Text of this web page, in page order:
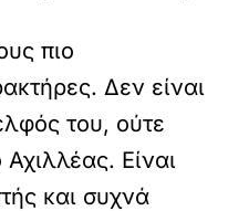
πιο
Δεν είναι
του, ούτε
Είναι
και συχνά